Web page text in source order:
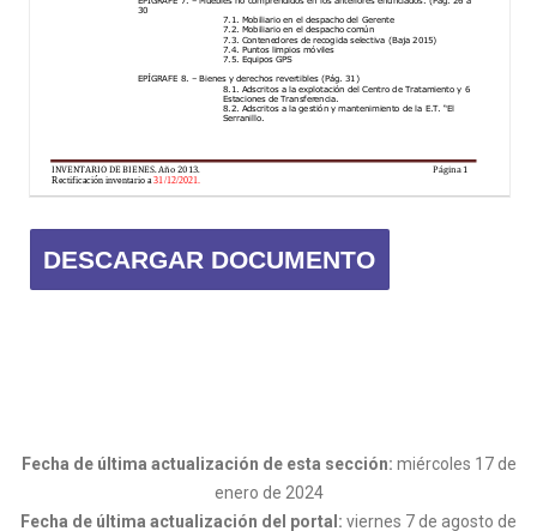
DESCARGAR DOCUMENTO
Fecha de última actualización de esta sección: miércoles 17 de
enero de 2024
Fecha de última actualización del portal: viernes 7 de agosto de